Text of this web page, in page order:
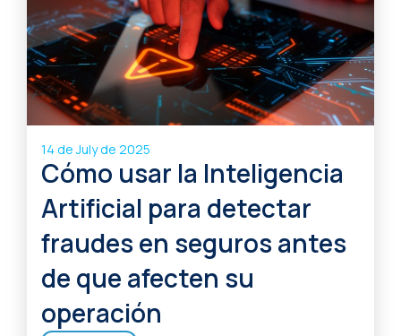
14 de July de 2025
Cómo usar la Inteligencia
Artificial para detectar
fraudes en seguros antes
de que afecten su
operación